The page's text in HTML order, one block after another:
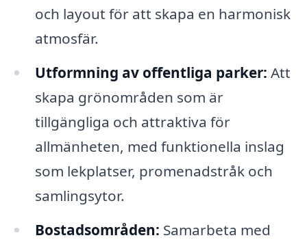
och layout för att skapa en harmonisk
atmosfär.
Utformning av offentliga parker: Att
skapa grönområden som är
tillgängliga och attraktiva för
allmänheten, med funktionella inslag
som lekplatser, promenadstråk och
samlingsytor.
Bostadsområden: Samarbeta med